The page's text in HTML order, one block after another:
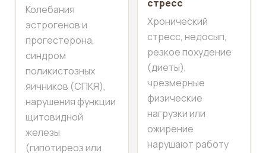
Колебания
эстрогенов и
прогестерона,
синдром
поликистозных
яичников (СПКЯ),
нарушения функции
щитовидной
железы
(гипотиреоз или
стресс
Хронический
стресс, недосып,
резкое похудение
(диеты),
чрезмерные
физические
нагрузки или
ожирение
нарушают работу